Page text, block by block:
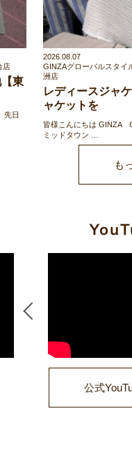
店
東
先日
2026.08.07
GINZAグローバルスタイ
洲店
レディースジャ
ャケットを
皆様こんにちは
ミッドタウン …
も
公式